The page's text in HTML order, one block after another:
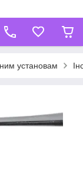
установам